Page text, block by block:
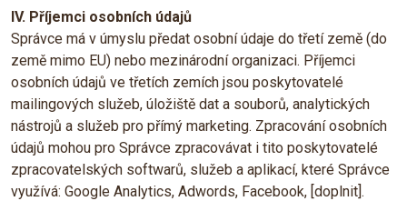
IV. Příjemci osobních údajů
Správce má v úmyslu předat osobní údaje do třetí země (do
země mimo EU) nebo mezinárodní organizaci. Příjemci
osobních údajů ve třetích zemích jsou poskytovatelé
mailingových služeb, úložiště dat a souborů, analytických
nástrojů a služeb pro přímý marketing. Zpracování osobních
údajů mohou pro Správce zpracovávat i tito poskytovatelé
zpracovatelských softwarů, služeb a aplikací, které Správce
využívá: Google Analytics, Adwords, Facebook, [doplnit].